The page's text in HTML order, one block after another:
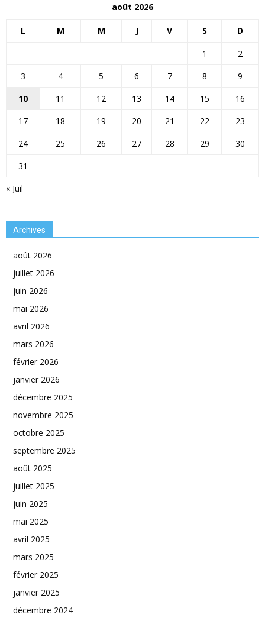
août 2026
L M M J V S D
« Juil
1
2
3
4 5 6 7 8
9
10
11 12 13 14 15
16
17
18 19 20 21 22
23
24
25 26 27 28 29
30
31
Archives
août 2026
juillet 2026
juin 2026
mai 2026
avril 2026
mars 2026
février 2026
janvier 2026
décembre 2025
novembre 2025
octobre 2025
septembre 2025
août 2025
juillet 2025
juin 2025
mai 2025
avril 2025
mars 2025
février 2025
janvier 2025
décembre 2024